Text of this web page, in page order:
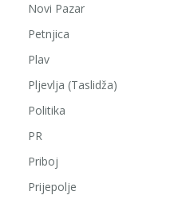
Novi Pazar
Petnjica
Plav
Pljevlja (Taslidža)
Politika
PR
Priboj
Prijepolje